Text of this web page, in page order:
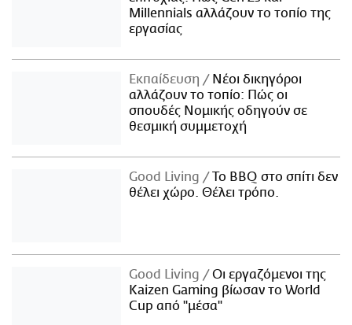
Millennials αλλάζουν το τοπίο της
εργασίας
Εκπαίδευση
Νέοι δικηγόροι
αλλάζουν το τοπίο: Πώς οι
σπουδές Νομικής οδηγούν σε
θεσμική συμμετοχή
Good Living
Το BBQ στο σπίτι δεν
θέλει χώρο. Θέλει τρόπο.
Good Living
Οι εργαζόμενοι της
Kaizen Gaming βίωσαν το World
Cup από "μέσα"